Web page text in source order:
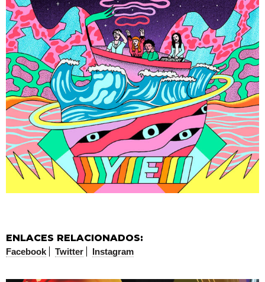
ENLACES RELACIONADOS:
Facebook Twitter Instagram